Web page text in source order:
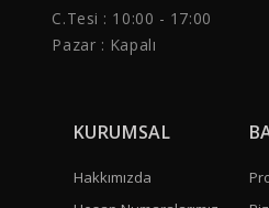
C.Tesi : 10:00 - 17:00
Pazar : Kapalı
KURUMSAL
Hakkımızda